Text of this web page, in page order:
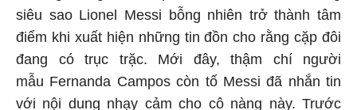
siêu sao Lionel Messi bỗng nhiên trở thành tâm
điểm khi xuất hiện những tin đồn cho rằng cặp đôi
đang có trục trặc. Mới đây, thậm chí người
mẫu Fernanda Campos còn tố Messi đã nhắn tin
với nội dung nhạy cảm cho cô nàng này. Trước